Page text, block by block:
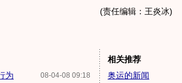
(责任编辑：王炎冰)
08-04-08 09:18
为
相关推荐
奥运的新闻